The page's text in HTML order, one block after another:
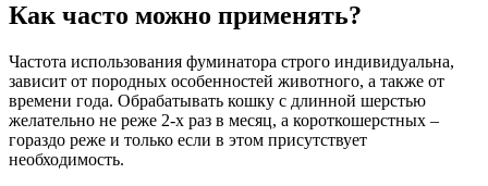
Как часто можно применять?
Частота использования фуминатора строго индивидуальна,
зависит от породных особенностей животного, а также от
времени года. Обрабатывать кошку с длинной шерстью
желательно не реже 2-х раз в месяц, а короткошерстных –
гораздо реже и только если в этом присутствует
необходимость.